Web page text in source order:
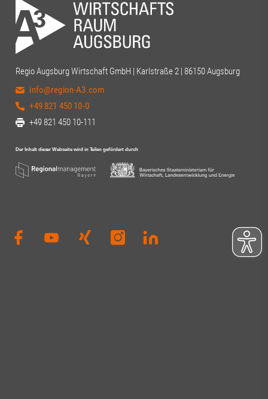
Regio Augsburg Wirtschaft GmbH | Karlstraße 2 | 86150 Augsburg
info@region-A3.com
+49 821 450 10-0
+49 821 450 10-111